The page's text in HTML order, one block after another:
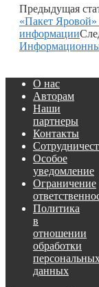
Предыдущая
«Пакет
информации
О нас
Авторам
Наши
партнеры
Контакты
Особое
уведомление
Ограничение
Политика
в
отношении
обработки
данных